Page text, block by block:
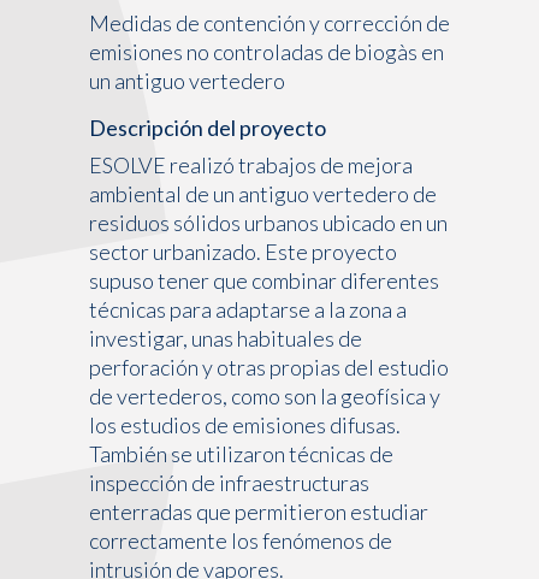
Medidas de contención y corrección de
emisiones no controladas de biogàs en
un antiguo vertedero
Descripción del proyecto
ESOLVE realizó trabajos de mejora
ambiental de un antiguo vertedero de
residuos sólidos urbanos ubicado en un
sector urbanizado. Este proyecto
supuso tener que combinar diferentes
técnicas para adaptarse a la zona a
investigar, unas habituales de
perforación y otras propias del estudio
de vertederos, como son la geofísica y
los estudios de emisiones difusas.
También se utilizaron técnicas de
inspección de infraestructuras
enterradas que permitieron estudiar
correctamente los fenómenos de
intrusión de vapores.